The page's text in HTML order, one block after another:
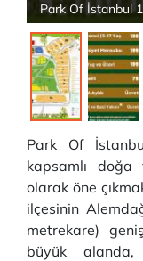
Park Of İstanbul
Park Of
kapsamlı
olarak öne
ilçesinin
metrekare)
büyük